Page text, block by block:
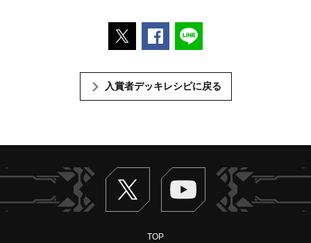
ポストするFacebookでシェアする
入賞者デッキレシピに戻る
Twitter ヴァンガードch
TOP